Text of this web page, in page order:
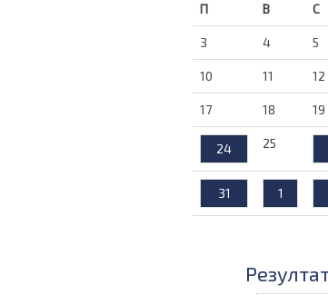
П В С
3 4 5
10 11 12
17 18 19
24 25
31 1